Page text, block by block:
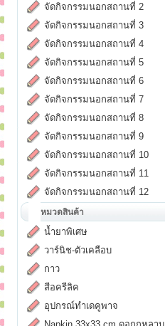
จัดกิจกรรมนอกสถานที่ 2
จัดกิจกรรมนอกสถานที่ 3
จัดกิจกรรมนอกสถานที่ 4
จัดกิจกรรมนอกสถานที่ 5
จัดกิจกรรมนอกสถานที่ 6
จัดกิจกรรมนอกสถานที่ 7
จัดกิจกรรมนอกสถานที่ 8
จัดกิจกรรมนอกสถานที่ 9
จัดกิจกรรมนอกสถานที่ 10
จัดกิจกรรมนอกสถานที่ 11
จัดกิจกรรมนอกสถานที่ 12
หมวดสินค้า
น้ำยาพิเศษ
วาร์นิช-ตัวเคลือบ
กาว
สีอครีลิค
อุปกรณ์ทำเดคูพาจ